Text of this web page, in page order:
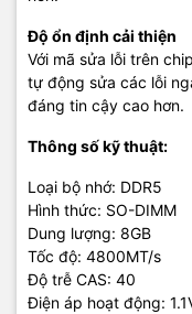
Độ ổn định cải thiện
Với mã sửa lỗi trên
tự động sửa các lỗi
đáng tin cậy cao hơn.
Thông số kỹ thuật:
Loại bộ nhớ: DDR5
Hình thức: SO-DIMM
Dung lượng: 8GB
Tốc độ: 4800MT/s
Độ trễ CAS: 40
Điện áp hoạt động: